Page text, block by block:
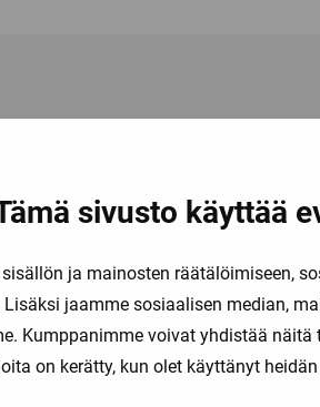
sivusto käyttää
ja mainosten räätälöimiseen,
jaamme sosiaalisen median,
Kumppanimme voivat yhdistää
on kerätty, kun olet käyttänyt
tai liitteitä.